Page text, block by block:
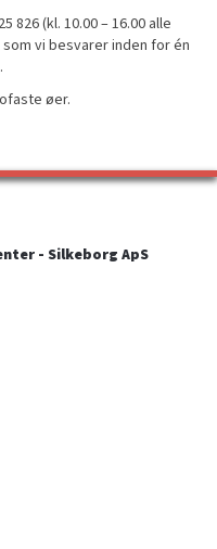
826 (kl. 10.00 – 16.00 alle
som vi besvarer inden for én
øer.
- Silkeborg ApS